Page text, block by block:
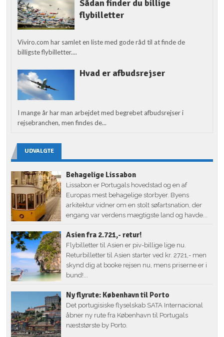
Sådan finder du billige
flybilletter
Viviro.com har samlet en liste med gode råd til at finde de
billigste flybilletter....
Hvad er afbudsrejser
I mange år har man arbejdet med begrebet afbudsrejser i
rejsebranchen, men findes de...
UDVALGTE
Behagelige Lissabon
Lissabon er Portugals hovedstad og en af
Europas mest behagelige storbyer. Byens
arkitektur vidner om en stolt søfartsnation, der
engang var verdens mægtigste land og havde...
Asien fra 2.721,- retur!
Flybilletter til Asien er piv-billige lige nu.
Returbilletter til Asien starter ved kr. 2721,- men
skynd dig at booke rejsen nu, mens priserne er i
bund!...
Ny flyrute: København til Porto
Det portugisiske flyselskab SATA Internacional
åbner ny rute fra København til Portugals
næststørste by Porto.